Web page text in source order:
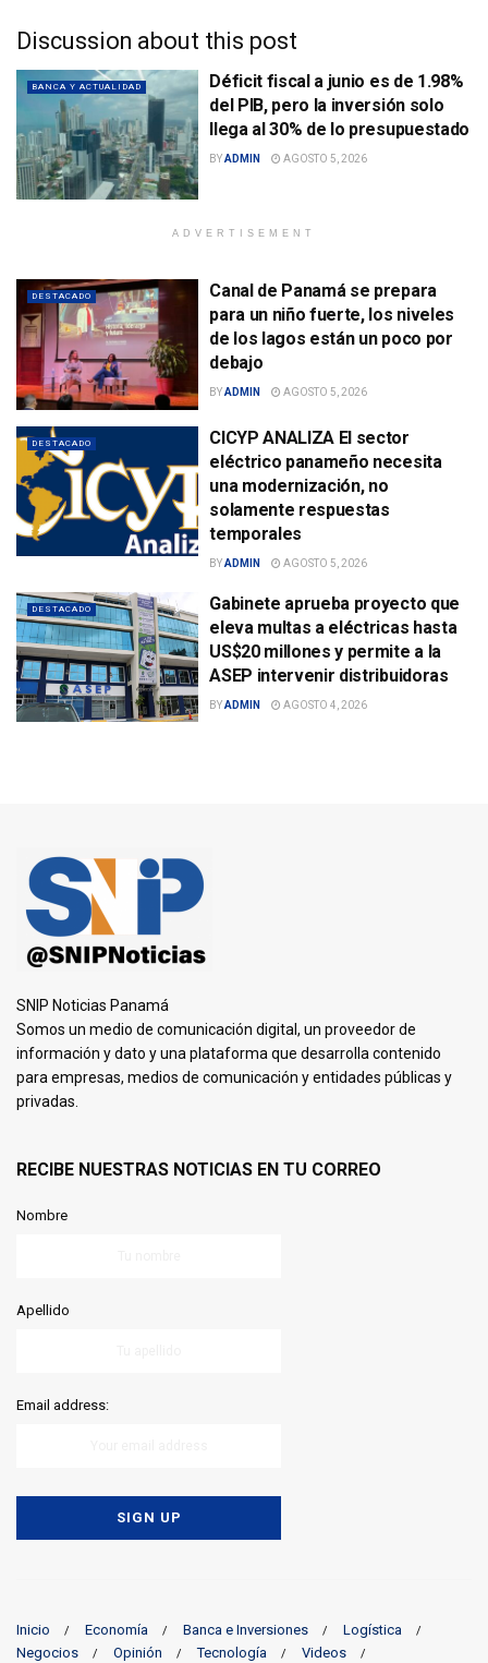
Discussion about this post
BANCA Y ACTUALIDAD
Déficit fiscal a junio es de 1.98%
del PIB, pero la inversión solo
llega al 30% de lo presupuestado
BYADMIN AGOSTO 5, 2026
ADVERTISEMENT
DESTACADO
Canal de Panamá se prepara
para un niño fuerte, los niveles
de los lagos están un poco por
debajo
BYADMIN AGOSTO 5, 2026
DESTACADO
CICYP ANALIZA El sector
eléctrico panameño necesita
una modernización, no
solamente respuestas
temporales
BYADMIN AGOSTO 5, 2026
DESTACADO
Gabinete aprueba proyecto que
eleva multas a eléctricas hasta
US$20 millones y permite a la
ASEP intervenir distribuidoras
BYADMIN AGOSTO 4, 2026
SNIP Noticias Panamá
Somos un medio de comunicación digital, un proveedor de
información y dato y una plataforma que desarrolla contenido
para empresas, medios de comunicación y entidades públicas y
privadas.
RECIBE NUESTRAS NOTICIAS EN TU CORREO
Nombre
Apellido
Email address:
Inicio Economía Banca e Inversiones
Logística
Negocios
Opinión Tecnología Videos